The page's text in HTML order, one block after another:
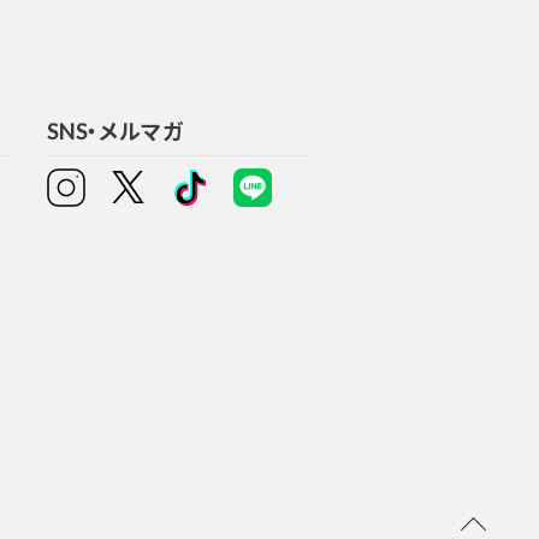
SNS・メルマガ